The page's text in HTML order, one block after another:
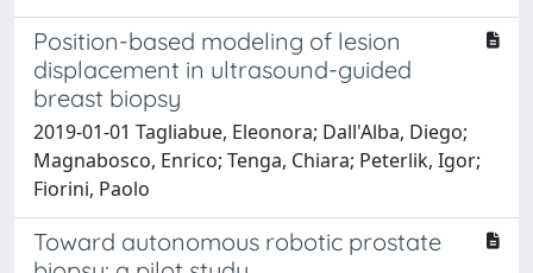
Position-based modeling of lesion
displacement in ultrasound-guided
breast biopsy
2019-01-01 Tagliabue, Eleonora; Dall'Alba, Diego;
Magnabosco, Enrico; Tenga, Chiara; Peterlik, Igor;
Fiorini, Paolo
Toward autonomous robotic prostate